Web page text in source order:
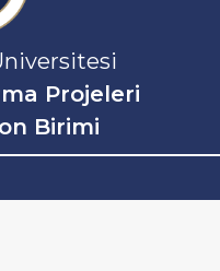
Projeleri
Birimi